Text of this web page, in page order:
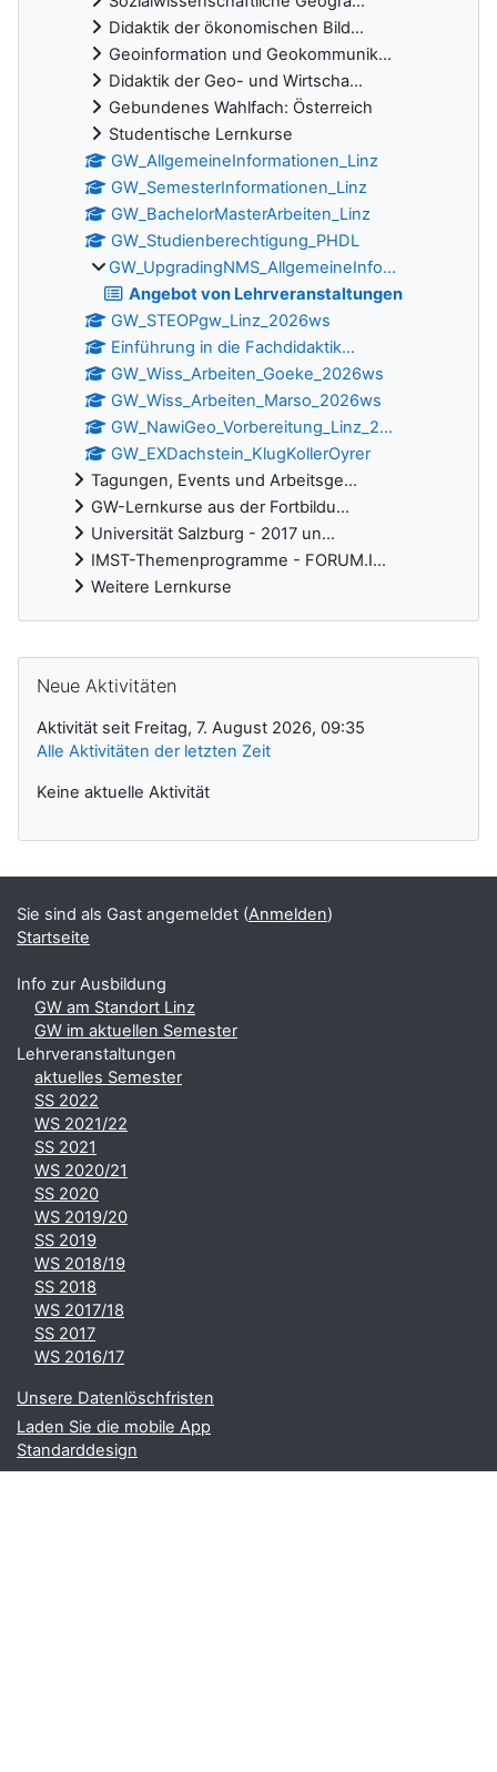
Didaktik der ökonomischen Bild...
Geoinformation und Geokommunik...
Didaktik der Geo- und Wirtscha...
Gebundenes Wahlfach: Österreich
Studentische Lernkurse
GW_AllgemeineInformationen_Linz
GW_SemesterInformationen_Linz
GW_BachelorMasterArbeiten_Linz
GW_Studienberechtigung_PHDL
GW_UpgradingNMS_AllgemeineInfo...
Angebot von Lehrveranstaltungen
GW_STEOPgw_Linz_2026ws
Einführung in die Fachdidaktik...
GW_Wiss_Arbeiten_Goeke_2026ws
GW_Wiss_Arbeiten_Marso_2026ws
GW_NawiGeo_Vorbereitung_Linz_2...
GW_EXDachstein_KlugKollerOyrer
Tagungen, Events und Arbeitsge...
GW-Lernkurse aus der Fortbildu...
Universität Salzburg - 2017 un...
IMST-Themenprogramme - FORUM.I...
Weitere Lernkurse
Neue Aktivitäten
Aktivität seit Freitag, 7. August 2026, 09:35
Alle Aktivitäten der letzten Zeit
Keine aktuelle Aktivität
Sie sind als Gast angemeldet (Anmelden)
Startseite
Info zur Ausbildung
GW am Standort Linz
GW im aktuellen Semester
Lehrveranstaltungen
aktuelles Semester
SS 2022
WS 2021/22
SS 2021
WS 2020/21
SS 2020
WS 2019/20
SS 2019
WS 2018/19
SS 2018
WS 2017/18
SS 2017
WS 2016/17
Unsere Datenlöschfristen
Laden Sie die mobile App
Standarddesign